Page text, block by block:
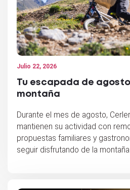
Julio 22, 2026
Tu escapada de
montaña
Durante el mes de agosto,
mantienen su actividad con
propuestas familiares y
seguir disfrutando de la